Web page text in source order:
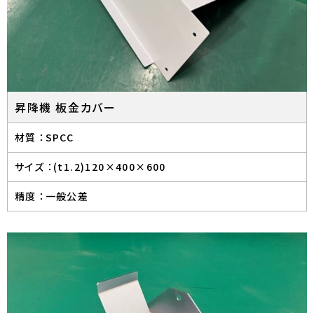
昇降機 板金カバー
材質 ： SPCC
サイズ ： (t1.2)120×400×600
精度 ： 一般公差